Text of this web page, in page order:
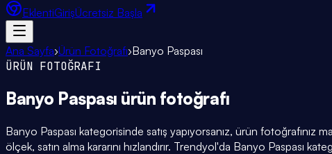
EklentiGirişÜcretsiz Başla
Ana Sayfa›Ürün Fotoğrafı›Banyo Paspası
ÜRÜN FOTOĞRAFI
Banyo Paspası ürün fotoğrafı
Banyo Paspası kategorisinde satış yapıyorsanız, ürün
ölçek, satın alma kararını hızlandırır. Trendyol'da Banyo Paspası